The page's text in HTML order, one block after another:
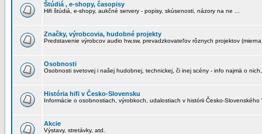
Štúdiá , e-shopy, časopisy
Hifi štúdiá, e-shopy, aukčné servery - popisy, skúsenosti, názory na ne ...
Značky, výrobcovia, hudobné projekty
Predstavenie výrobcov audio hw,sw, prevadzkovateľov rôznych projektov
Osobnosti
Osobnosti svetovej i našej hudobnej, technickej, či inej scény - info najmä o
História hifi v Česko-Slovensku
Informácie o osobnostiach, výrobkoch, udalostiach v histórii Česko-Slovenského
Akcie
Výstavy, stretávky, atd.